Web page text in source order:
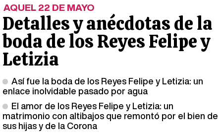
AQUEL 22 DE MAYO
Detalles y anécdotas de la
boda de los Reyes Felipe y
Letizia
Así fue la boda de los Reyes Felipe y Letizia: un
enlace inolvidable pasado por agua
El amor de los Reyes Felipe y Letizia: un
matrimonio con altibajos que remontó por el bien de
sus hijas y de la Corona